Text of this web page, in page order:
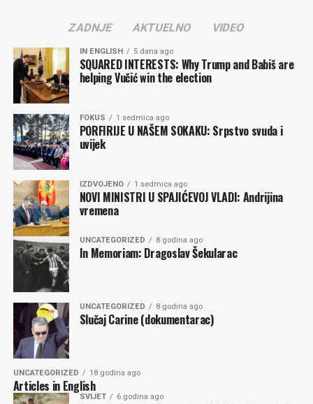
ZADNJE AKTUELNO VIDEO
IN ENGLISH 5 dana ago
SQUARED INTERESTS: Why Trump and Babiš are
helping Vučić win the election
FOKUS 1 sedmica ago
PORFIRIJE U NAŠEM SOKAKU: Srpstvo svuda i
uvijek
IZDVOJENO 1 sedmica ago
NOVI MINISTRI U SPAJIĆEVOJ VLADI: Andrijina
vremena
UNCATEGORIZED 8 godina ago
In Memoriam: Dragoslav Šekularac
UNCATEGORIZED 8 godina ago
Slučaj Carine (dokumentarac)
UNCATEGORIZED 18 godina ago
Articles in English
SVIJET 6 godina ago